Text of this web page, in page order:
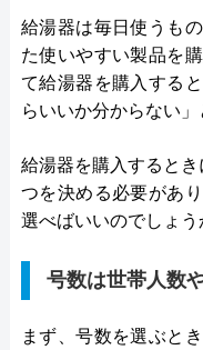
給湯器は毎日使うも
た使いやすい製品を
て給湯器を購入する
らいいか分からない」
給湯器を購入すると
つを決める必要があ
選べばいいのでしょう
号数は世帯人数
まず、号数を選ぶと